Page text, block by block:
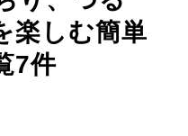
楽しむ簡単
7件